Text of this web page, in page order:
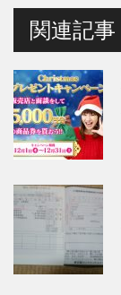
関連記事